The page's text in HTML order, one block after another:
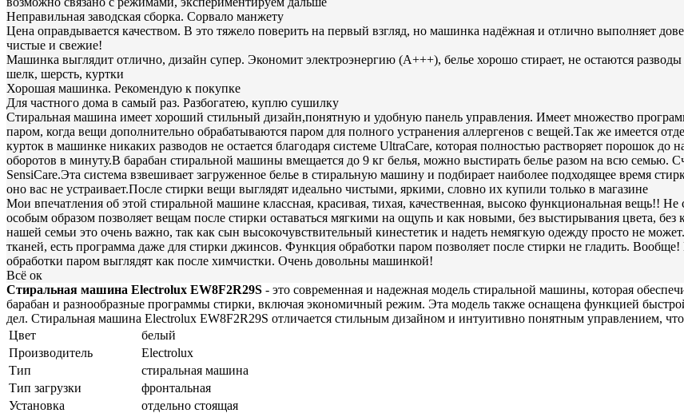
Неправильная заводская сборка. Сорвало манжету
Цена оправдывается качеством. В это тяжело поверить на первый взгляд, но машинка надёжная и отлично выполняет
чистые и свежие!
Машинка выглядит отлично, дизайн супер. Экономит электроэнергию (А+++), белье хорошо стирает, не остаются
шелк, шерсть, куртки
Хорошая машинка. Рекомендую к покупке
Для частного дома в самый раз. Разбогатею, куплю сушилку
Стиральная машина имеет хороший стильный дизайн,понятную и удобную панель управления. Имеет множество
паром, когда вещи дополнительно обрабатываются паром для полного устранения аллергенов с вещей.Так же имеется
курток в машинке никаких разводов не остается благодаря системе UltraCare, которая полностью растворяет порошок
оборотов в минуту.В барабан стиральной машины вмещается до 9 кг белья, можно выстирать белье разом на всю
SensiCare.Эта система взвешивает загруженное белье в стиральную машину и подбирает наиболее подходящее время
оно вас не устраивает.После стирки вещи выглядят идеально чистыми, яркими, словно их купили только в магазине
Мои впечатления об этой стиральной машине классная, красивая, тихая, качественная, высоко функциональная вещь!!
особым образом позволяет вещам после стирки оставаться мягкими на ощупь и как новыми, без выстирывания цвета,
нашей семьи это очень важно, так как сын высокочувствительный кинестетик и надеть немягкую одежду просто не
тканей, есть программа даже для стирки джинсов. Функция обработки паром позволяет после стирки не гладить.
обработки паром выглядят как после химчистки. Очень довольны машинкой!
Всё ок
Стиральная машина Electrolux EW8F2R29S - это современная и надежная модель стиральной машины, которая
барабан и разнообразные программы стирки, включая экономичный режим. Эта модель также оснащена функцией
дел. Стиральная машина Electrolux EW8F2R29S отличается стильным дизайном и интуитивно понятным управлением,
Цвет
белый
Производитель
Electrolux
Тип
стиральная машина
Тип загрузки
фронтальная
Установка
отдельно стоящая